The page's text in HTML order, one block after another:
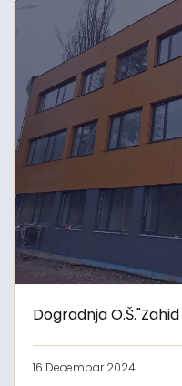
Dogradnja
16 Decembar 2024